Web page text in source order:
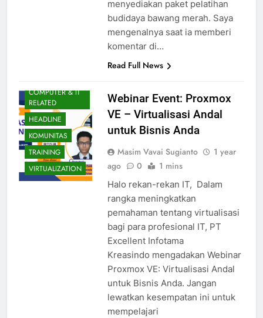
menyediakan paket pelatihan
budidaya bawang merah. Saya
mengenalnya saat ia memberi
komentar di…
Read Full News
COMPUTER & IT
RELATED
HEADLINE
KOMUNITAS
TRAINING
VIRTUALIZATION
Webinar Event: Proxmox
VE – Virtualisasi Andal
untuk Bisnis Anda
Masim Vavai Sugianto
1 year
ago
0 1 mins
Halo rekan-rekan IT, Dalam
rangka meningkatkan
pemahaman tentang virtualisasi
bagi para profesional IT, PT
Excellent Infotama
Kreasindo mengadakan Webinar
Proxmox VE: Virtualisasi Andal
untuk Bisnis Anda. Jangan
lewatkan kesempatan ini untuk
mempelajari